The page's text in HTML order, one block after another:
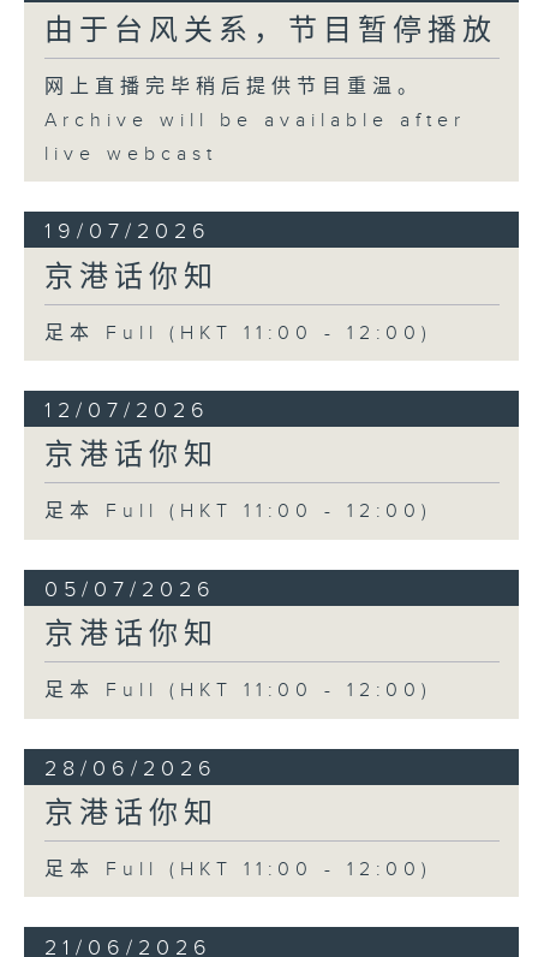
由于台风关系，节目暂停播放
网上直播完毕稍后提供节目重温。
Archive will be available after
live webcast
19/07/2026
京港话你知
足本 Full (HKT 11:00 - 12:00)
12/07/2026
京港话你知
足本 Full (HKT 11:00 - 12:00)
05/07/2026
京港话你知
足本 Full (HKT 11:00 - 12:00)
28/06/2026
京港话你知
足本 Full (HKT 11:00 - 12:00)
21/06/2026